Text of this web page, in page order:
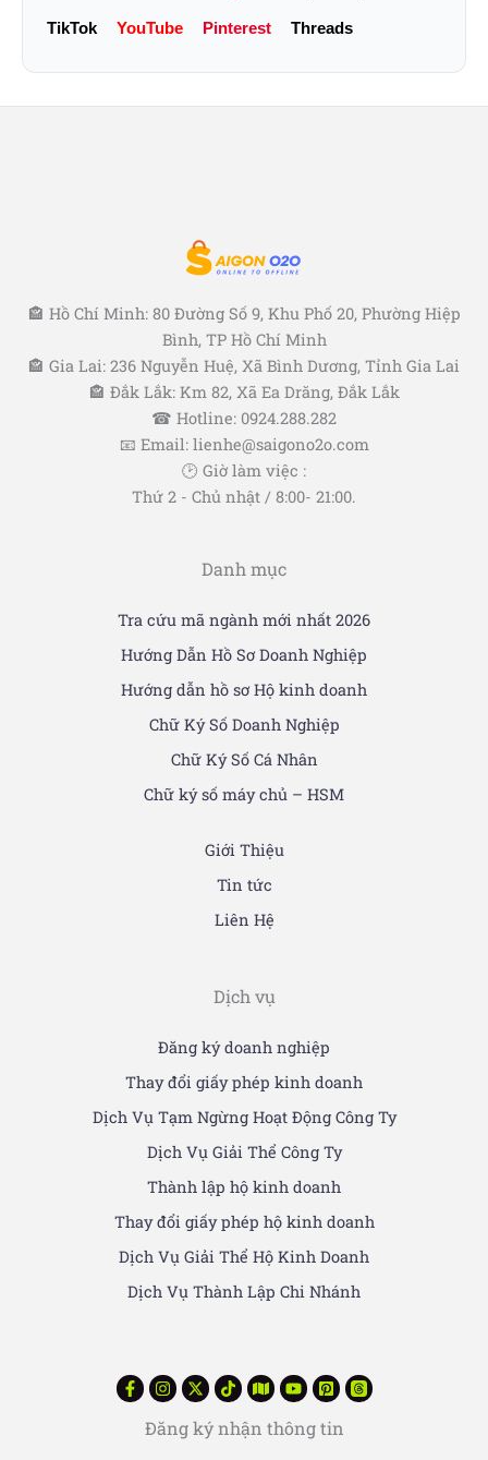
TikTok YouTube Pinterest Threads
🏤 Hồ Chí Minh: 80 Đường Số 9, Khu Phố 20, Phường Hiệp
Bình, TP Hồ Chí Minh
🏤 Gia Lai: 236 Nguyễn Huệ, Xã Bình Dương, Tỉnh Gia Lai
🏤 Đắk Lắk: Km 82, Xã Ea Drăng, Đắk Lắk
☎ Hotline: 0924.288.282
📧 Email: lienhe@saigono2o.com
🕑 Giờ làm việc :
Thứ 2 - Chủ nhật / 8:00- 21:00.
Danh mục
Tra cứu mã ngành mới nhất 2026
Hướng Dẫn Hồ Sơ Doanh Nghiệp
Hướng dẫn hồ sơ Hộ kinh doanh
Chữ Ký Số Doanh Nghiệp
Chữ Ký Số Cá Nhân
Chữ ký số máy chủ – HSM
Giới Thiệu
Tin tức
Liên Hệ
Dịch vụ
Đăng ký doanh nghiệp
Thay đổi giấy phép kinh doanh
Dịch Vụ Tạm Ngừng Hoạt Động Công Ty
Dịch Vụ Giải Thể Công Ty
Thành lập hộ kinh doanh
Thay đổi giấy phép hộ kinh doanh
Dịch Vụ Giải Thể Hộ Kinh Doanh
Dịch Vụ Thành Lập Chi Nhánh
Đăng ký nhận thông tin